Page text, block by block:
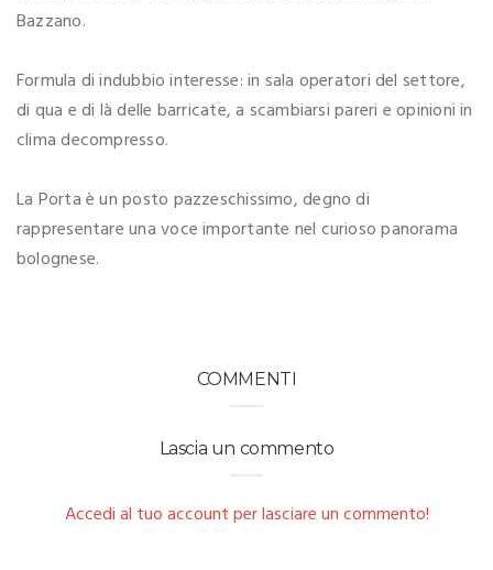
Bazzano.
Formula di indubbio interesse: in sala operatori del settore,
di qua e di là delle barricate, a scambiarsi pareri e opinioni in
clima decompresso.
La Porta è un posto pazzeschissimo, degno di
rappresentare una voce importante nel curioso panorama
bolognese.
COMMENTI
Lascia un commento
Accedi al tuo account per lasciare un commento!